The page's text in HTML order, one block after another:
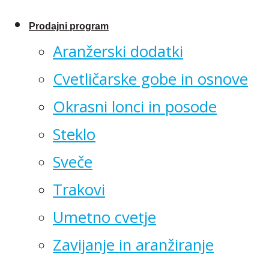
Prodajni program
Aranžerski dodatki
Cvetličarske gobe in osnove
Okrasni lonci in posode
Steklo
Sveče
Trakovi
Umetno cvetje
Zavijanje in aranžiranje